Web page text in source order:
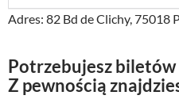
Adres: 82 Bd de Clichy, 75018
Potrzebujesz
Z pewnością